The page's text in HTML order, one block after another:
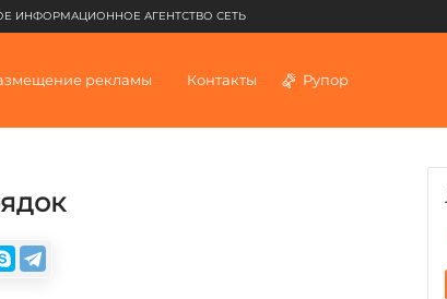
ИНФОРМАЦИОННОЕ АГЕНТСТВО СЕТЬ
рекламы Контакты Рупор